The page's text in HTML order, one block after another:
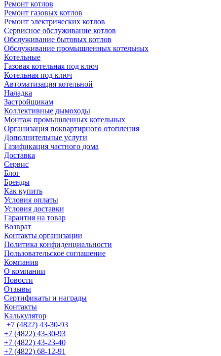
Ремонт котлов
Ремонт газовых котлов
Ремонт электрических котлов
Сервисное обслуживание котлов
Обслуживание бытовых котлов
Обслуживание промышленных котельных
Котельные
Газовая котельная под ключ
Котельная под ключ
Автоматизация котельной
Наладка
Застройщикам
Коллективные дымоходы
Монтаж промышленных котельных
Организация поквартирного отопления
Дополнительные услуги
Газификация частного дома
Доставка
Сервис
Блог
Бренды
Как купить
Условия оплаты
Условия доставки
Гарантия на товар
Возврат
Контакты организации
Политика конфиденциальности
Пользовательское соглашение
Компания
О компании
Новости
Отзывы
Сертификаты и награды
Контакты
Калькулятор
+7 (4822) 43-30-93
+7 (4822) 43-30-93
+7 (4822) 43-23-40
+7 (4822) 68-12-91